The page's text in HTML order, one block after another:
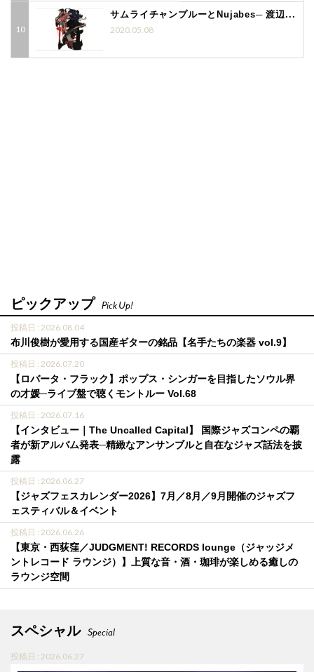
サムライチャンプルーとNujabes─ 渡辺...
2020.05.08
ピックアップ Pick Up!
投稿日 : 2026.08.04
布川俊樹が愛用する国産ギターの銘品【名手たちの楽器 vol.9】
投稿日 : 2026.07.20
【ロバータ・フラック】ポップス・シンガーを目指したソウル界
の才媛─ライブ盤で聴くモントルー Vol.68
投稿日 : 2026.07.16
【インタビュー｜The Uncalled Capital】 国際ジャズコンペの覇
者が新アルバム発表─精緻なアンサンブルと自在なジャズ話法を披
露
投稿日 : 2026.06.27
【ジャズフェスカレンダー2026】7月／8月／9月開催のジャズフ
ェスティバル＆イベント
投稿日 : 2026.06.26
【東京・西荻窪／JUDGMENT! RECORDS lounge（ジャッジメ
ントレコード ラウンジ）】上質な音・酒・珈琲が楽しめる癒しの
ラウンジ空間
スペシャル Special
投稿日 : 2026.06.27